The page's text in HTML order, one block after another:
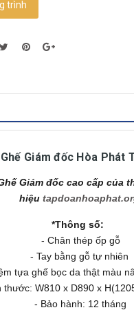
trình
Ghế Giám đốc Hòa Phát
Giám đốc cao cấp của
hiệu
*Thông số:
- Chân thép ốp gỗ
- Tay bằng gỗ tự nhiên
tựa ghế bọc da thật màu
thước: W810 x D890 x
- Bảo hành: 12 tháng​​​​​​